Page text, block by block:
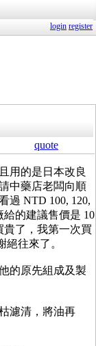
login register
quote
用的是日本改良
中藥店老闆向順
過 NTD 100, 120,
給的建議售價是 10
貴了，我第一次買
往來了。
的原先組成及製
濾清，將油再